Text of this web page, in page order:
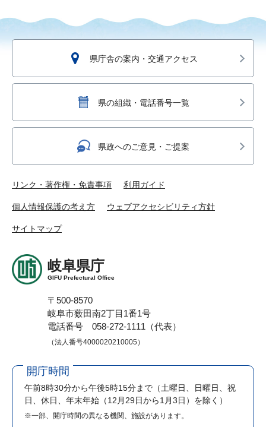
県庁舎の案内・交通アクセス
県の組織・電話番号一覧
県政へのご意見・ご提案
リンク・著作権・免責事項 利用ガイド
個人情報保護の考え方 ウェブアクセシビリティ方針
サイトマップ
岐阜県庁
GIFU Prefectural Office
〒500-8570
岐阜市薮田南2丁目1番1号
電話番号 058-272-1111（代表）
（法人番号4000020210005）
開庁時間
午前8時30分から午後5時15分まで （土曜日、日曜日、祝
日、休日、年末年始（12月29日から1月3日）を除く）
※一部、開庁時間の異なる機関、施設があります。